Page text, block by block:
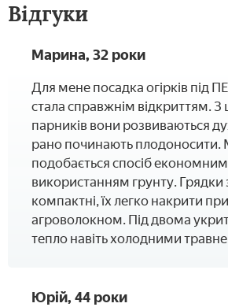
Відгуки
Марина, 32 роки
Для мене посадка огірків під
стала справжнім відкриттям. З
парників вони розвиваються
рано починають плодоносити.
подобається спосіб економним
використанням грунту.
компактні, їх легко накрити
агроволокном. Під двома
тепло навіть холодними
Юрій, 44 роки